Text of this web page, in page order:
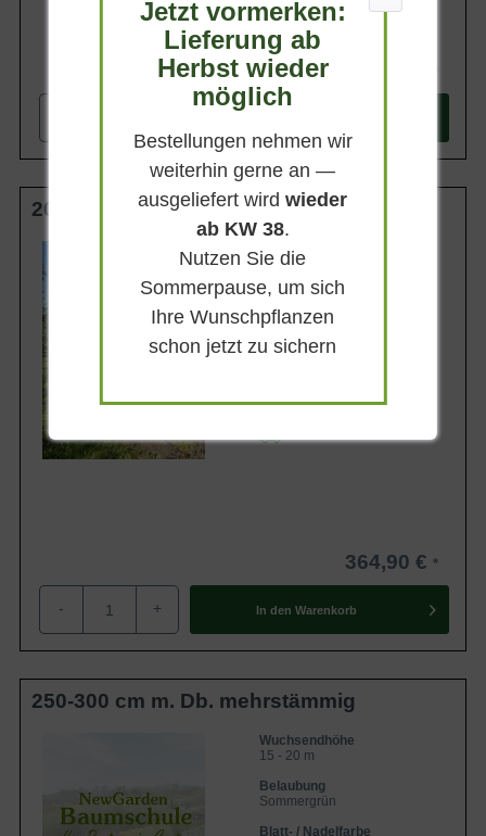
200-250 cm m. Db. mehrstämmig
Wuchsendhöhe
15 - 20 m
Belaubung
Sommergrün
Blatt- / Nadelfarbe
Sattgrün
Sonnig-absonnig
364,90 €
- + In den Warenkorb
250-300 cm m. Db. mehrstämmig
Wuchsendhöhe
15 - 20 m
Belaubung
Sommergrün
Blatt- / Nadelfarbe
Jetzt vormerken:
Lieferung ab
Herbst wieder
möglich
Bestellungen nehmen wir
weiterhin gerne an —
ausgeliefert wirdwieder
ab KW 38.
Nutzen Sie die
Sommerpause, um sich
Ihre Wunschpflanzen
schon jetzt zu sichern